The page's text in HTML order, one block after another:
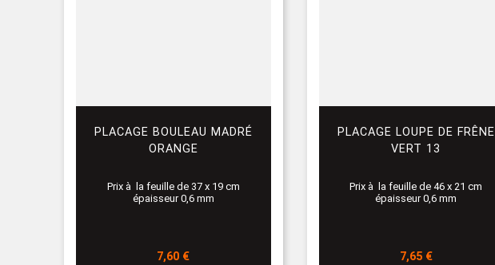
PLACAGE BOULEAU MADRÉ
ORANGE
Prix à la feuille de 37 x 19 cm
épaisseur 0,6 mm
Prix
7,60 €
PLACAGE LOUPE DE FRÊNE
VERT 13
Prix à la feuille de 46 x 21 cm
épaisseur 0,6 mm
Prix
7,65 €